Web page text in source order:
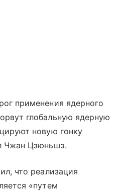
применения ядерного
глобальную ядерную
новую гонку
Чжан Цзюньшэ.
что реализация
«путем